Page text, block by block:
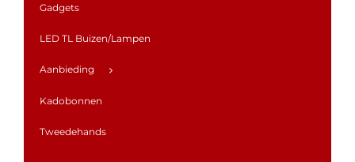
Gadgets
LED TL Buizen/Lampen
Aanbieding
Kadobonnen
Tweedehands